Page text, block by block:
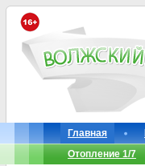
Главная
Отопление 1/7